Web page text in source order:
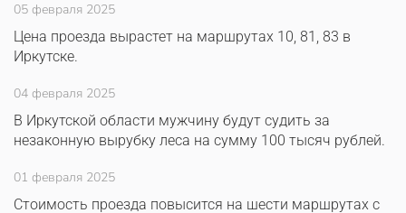
05 февраля 2025
Цена проезда вырастет на маршрутах 10, 81, 83 в
Иркутске.
04 февраля 2025
В Иркутской области мужчину будут судить за
незаконную вырубку леса на сумму 100 тысяч рублей.
01 февраля 2025
Стоимость проезда повысится на шести маршрутах с